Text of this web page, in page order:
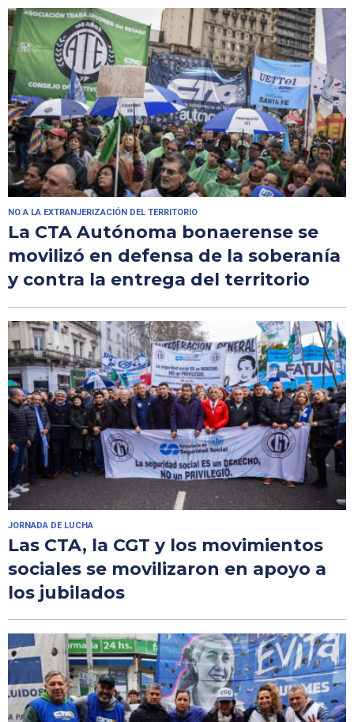
NO A LA EXTRANJERIZACIÓN DEL TERRITORIO
La CTA Autónoma bonaerense se
movilizó en defensa de la soberanía
y contra la entrega del territorio
JORNADA DE LUCHA
Las CTA, la CGT y los movimientos
sociales se movilizaron en apoyo a
los jubilados